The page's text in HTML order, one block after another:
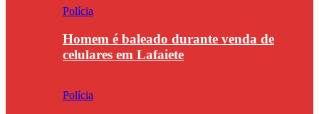
Polícia
Homem é baleado durante venda de
celulares em Lafaiete
Polícia